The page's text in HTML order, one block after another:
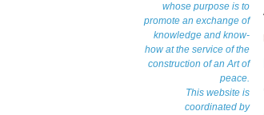
whose purpose is to
promote an exchange of
knowledge and know-
how at the service of the
construction of an Art of
peace.
This website is
coordinated by